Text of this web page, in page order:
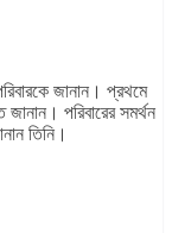
জানান। প্রথমে
পরিবারের সমর্থন
তিনি।